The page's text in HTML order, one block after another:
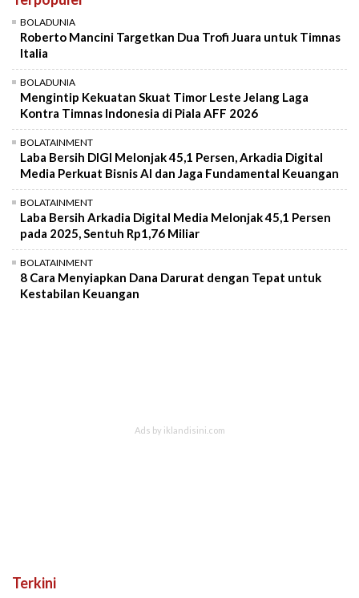
BOLADUNIA
Roberto Mancini Targetkan Dua Trofi Juara untuk Timnas
Italia
BOLADUNIA
Mengintip Kekuatan Skuat Timor Leste Jelang Laga
Kontra Timnas Indonesia di Piala AFF 2026
BOLATAINMENT
Laba Bersih DIGI Melonjak 45,1 Persen, Arkadia Digital
Media Perkuat Bisnis AI dan Jaga Fundamental Keuangan
BOLATAINMENT
Laba Bersih Arkadia Digital Media Melonjak 45,1 Persen
pada 2025, Sentuh Rp1,76 Miliar
BOLATAINMENT
8 Cara Menyiapkan Dana Darurat dengan Tepat untuk
Kestabilan Keuangan
Terkini